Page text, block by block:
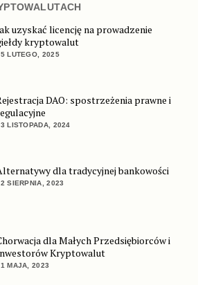
uzyskać licencję na prowadzenie
kryptowalut
LUTEGO, 2025
DAO: spostrzeżenia prawne i
LISTOPADA, 2024
dla tradycyjnej bankowości
SIERPNIA, 2023
dla Małych Przedsiębiorców i
Kryptowalut
MAJA, 2023